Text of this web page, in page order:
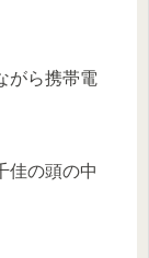
がら携帯電
佳の頭の中